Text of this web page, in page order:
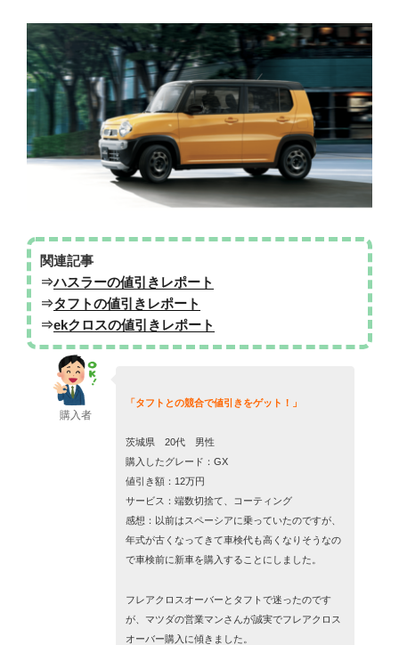
関連記事
⇒ハスラーの値引きレポート
⇒タフトの値引きレポート
⇒ekクロスの値引きレポート
購入者
「タフトとの競合で値引きをゲット！」
茨城県 20代 男性
購入したグレード：GX
値引き額：12万円
サービス：端数切捨て、コーティング
感想：以前はスペーシアに乗っていたのですが、
年式が古くなってきて車検代も高くなりそうなの
で車検前に新車を購入することにしました。
フレアクロスオーバーとタフトで迷ったのです
が、マツダの営業マンさんが誠実でフレアクロス
オーバー購入に傾きました。